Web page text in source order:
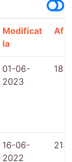
Modificat
la
01-06-
2023
1810
16-06-
2022